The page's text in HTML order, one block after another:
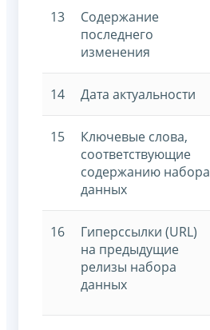
13
Содержание
последнего
изменения
14 Дата актуальности
15
Ключевые слова,
соответствующие
содержанию набора
данных
16
Гиперссылки (URL)
на предыдущие
релизы набора
данных